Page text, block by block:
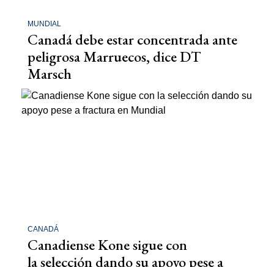
MUNDIAL
Canadá debe estar concentrada ante
peligrosa Marruecos, dice DT
Marsch
CANADÁ
Canadiense Kone sigue con
la selección dando su apoyo pese a